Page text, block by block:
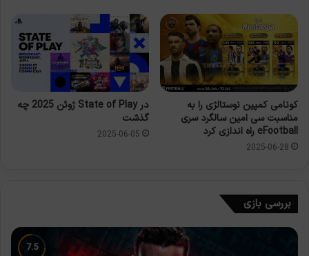
کونامی کمپین نوستالژی را به
مناسبت سی امین سالگرد سری
eFootball راه اندازی کرد
2025-06-28
در State of Play ژوئن 2025 چه
گذشت
2025-06-05
بررسی بازی